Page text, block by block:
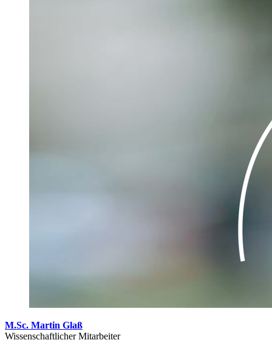
M.Sc. Martin Glaß
Wissenschaftlicher Mitarbeiter